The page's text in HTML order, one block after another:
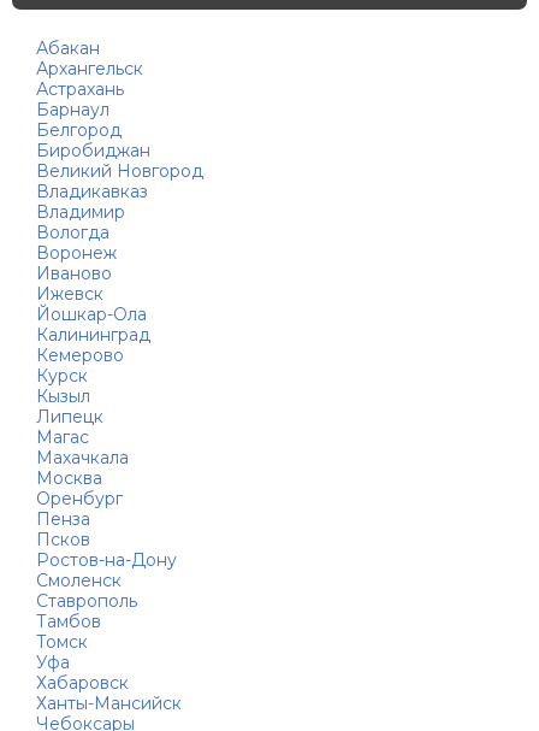
Абакан
Архангельск
Астрахань
Барнаул
Белгород
Биробиджан
Великий Новгород
Владикавказ
Владимир
Вологда
Воронеж
Иваново
Ижевск
Йошкар-Ола
Калининград
Кемерово
Курск
Кызыл
Липецк
Магас
Махачкала
Москва
Оренбург
Пенза
Псков
Ростов-на-Дону
Смоленск
Ставрополь
Тамбов
Томск
Уфа
Хабаровск
Ханты-Мансийск
Чебоксары